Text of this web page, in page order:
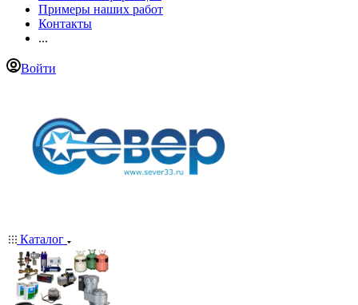
Примеры наших работ
Контакты
...
Войти
Каталог